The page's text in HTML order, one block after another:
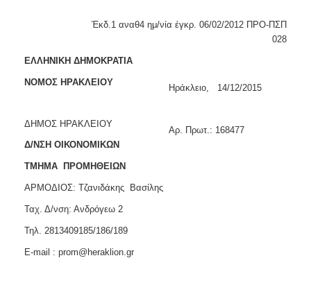
2018
2017
2015
2013
ΔΗΜΟΤΗΣ
ΕΠΙΣΚΕΠΤΗΣ
Έκδ.1 αναθ4 ημ/νία έγκρ. 06/02/2012 ΠΡΟ-ΠΣΠ
028
ΕΛΛΗΝΙΚΗ ΔΗΜΟΚΡΑΤΙΑ
ΝΟΜΟΣ ΗΡΑΚΛΕΙΟΥ
ΔΗΜΟΣ ΗΡΑΚΛΕΙΟΥ
Δ/ΝΣΗ ΟΙΚΟΝΟΜΙΚΩΝ
ΤΜΗΜΑ ΠΡΟΜΗΘΕΙΩΝ
ΑΡΜΟΔΙΟΣ: Τζανιδάκης Βασίλης
Ταχ. Δ/νση: Ανδρόγεω 2
Τηλ. 2813409185/186/189
E-mail : prom@heraklion.gr
Ηράκλειο, 14/12/2015
Aρ. Πρωτ.: 168477